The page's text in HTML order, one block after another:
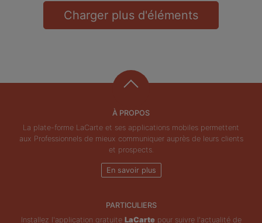
Charger plus d'éléments
À PROPOS
La plate-forme LaCarte et ses applications mobiles permettent
aux Professionnels de mieux communiquer auprès de leurs clients
et prospects.
En savoir plus
PARTICULIERS
Installez l'application gratuite LaCartepour suivre l'actualité de